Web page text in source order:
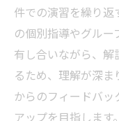
件での演習を繰り返
の個別指導やグル
有し合いながら、
るため、理解が深
からのフィードバ
アップを目指します。